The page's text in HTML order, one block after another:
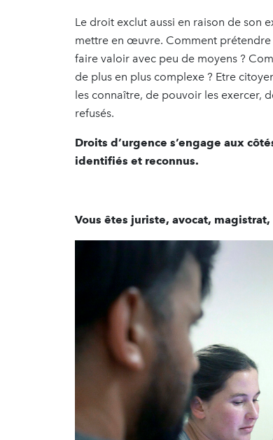
Le droit exclut aussi en raison de son
mettre en œuvre. Comment prétendre
faire valoir avec peu de moyens ?
de plus en plus complexe ? Etre
les connaître, de pouvoir les exercer,
refusés.
Droits d’urgence s’engage aux
identifiés et reconnus.
Vous êtes juriste, avocat,